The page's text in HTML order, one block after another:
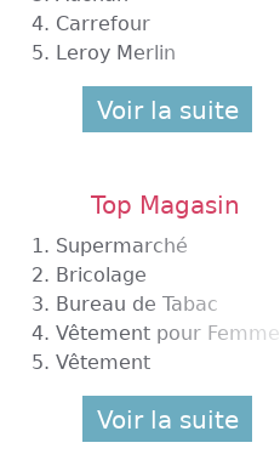
4. Carrefour
5. Leroy Merlin
Voir la suite
Top Magasin
1. Supermarché
2. Bricolage
3. Bureau de Tabac
4. Vêtement pour Femme
5. Vêtement
Voir la suite